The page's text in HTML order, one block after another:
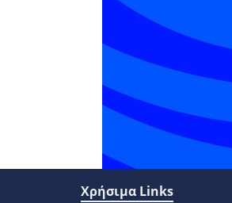
Χρήσιμα Links